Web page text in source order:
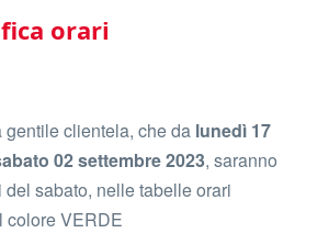
orari
clientela, che da lunedì 17
02 settembre 2023, saranno
sabato, nelle tabelle orari
colore VERDE